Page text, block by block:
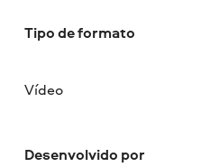
Tipo de formato
Vídeo
Desenvolvido por